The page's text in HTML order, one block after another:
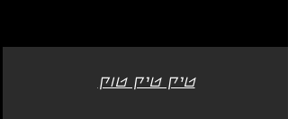
טיק טיק טוק